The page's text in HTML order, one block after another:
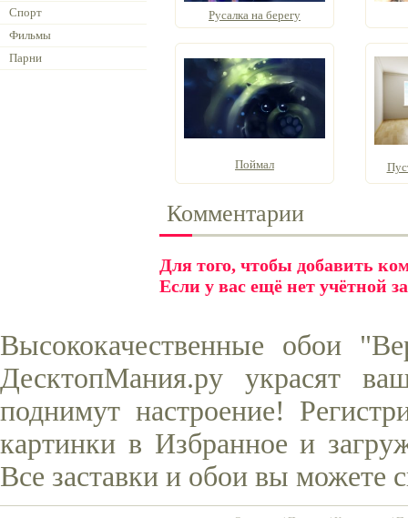
Спорт
Фильмы
Парни
Русалка на берегу
Поймал
Комментарии
Для того, чтобы добавить
Если у вас ещё нет учётной
Высококачественные обои
ДесктопМания.ру украсят
поднимут настроение!
картинки в Избранное и
Все заставки и обои вы можете